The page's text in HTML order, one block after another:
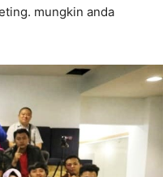
mungkin anda